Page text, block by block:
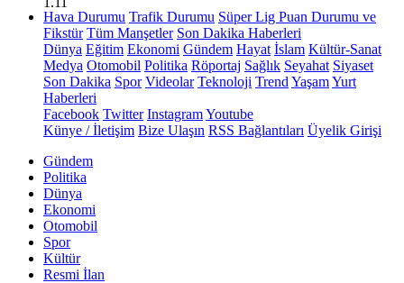
Hava Durumu Trafik Durumu Süper Lig Puan Durumu ve
Fikstür Tüm Manşetler Son Dakika Haberleri
Dünya Eğitim Ekonomi Gündem Hayat İslam Kültür-Sanat
Medya Otomobil Politika Röportaj Sağlık Seyahat Siyaset
Son Dakika Spor Videolar Teknoloji Trend YaşamYurt
Haberleri
Facebook Twitter InstagramYoutube
Künye / İletişim Bize Ulaşın RSS Bağlantıları Üyelik Girişi
Gündem
Politika
Dünya
Ekonomi
Otomobil
Spor
Kültür
Resmi İlan